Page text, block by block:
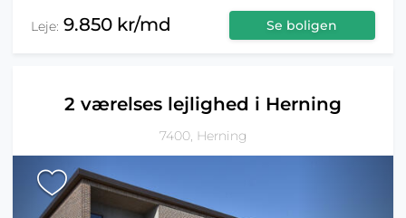
Leje: 9.850 kr/md Se boligen
2 værelses lejlighed i Herning
7400, Herning